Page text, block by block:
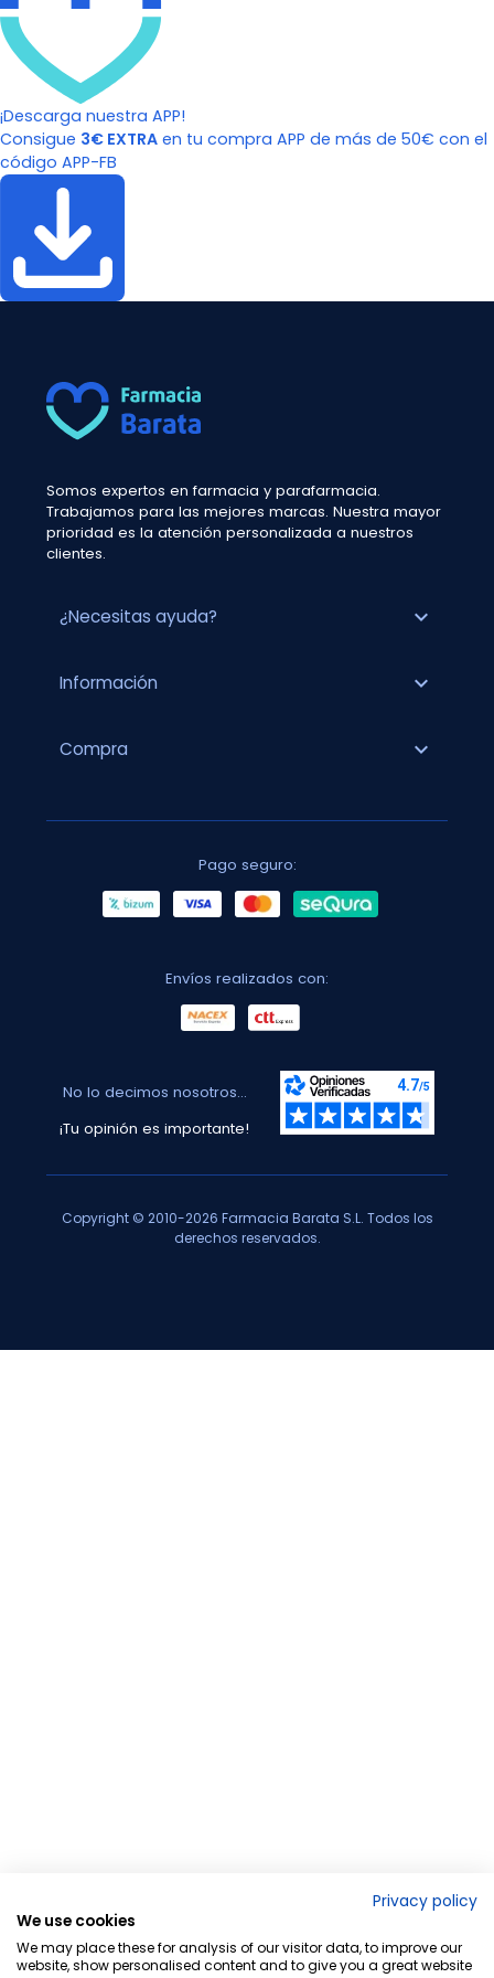
¡Descarga nuestra APP!
Consigue 3€ EXTRA en tu compra APP de más de 50€ con el
código APP-FB
Somos expertos en farmacia y parafarmacia.
Trabajamos para las mejores marcas. Nuestra mayor
prioridad es la atención personalizada a nuestros
clientes.
¿Necesitas ayuda? expand_more
Información expand_more
Compra expand_more
Pago seguro:
Envíos realizados con:
No lo decimos nosotros...
¡Tu opinión es importante!
Copyright © 2010-2026 Farmacia Barata S.L. Todos los
derechos reservados.
Privacy policy
We use cookies
We may place these for analysis of our visitor data, to improve our
website, show personalised content and to give you a great website